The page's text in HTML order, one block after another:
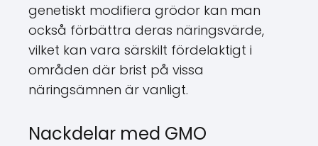
genetiskt modifiera grödor kan man
också förbättra deras näringsvärde,
vilket kan vara särskilt fördelaktigt i
områden där brist på vissa
näringsämnen är vanligt.
Nackdelar med GMO